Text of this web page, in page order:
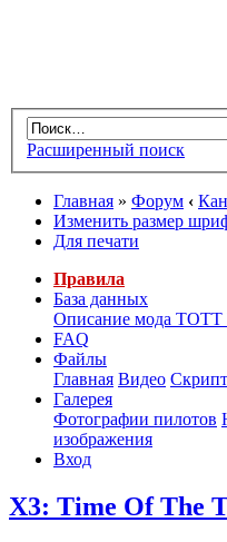
Расширенный поиск
Главная » Форум ‹
Изменить размер
Для печати
Правила
База данных
Описание мода ТОТТ
FAQ
Файлы
Главная Видео
Галерея
Фотографии пилотов
изображения
Вход
X3: Time Of The